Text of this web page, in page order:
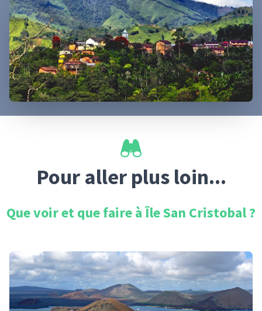
Pour aller plus loin...
Que voir et que faire àÎle San Cristobal?